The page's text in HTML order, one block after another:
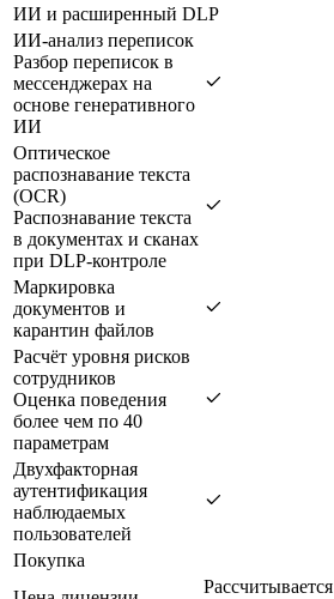
ИИ и расширенный DLP
ИИ-анализ переписок
Разбор переписок в
мессенджерах на
основе генеративного
ИИ
Оптическое
распознавание текста
(OCR)
Распознавание текста
в документах и сканах
при DLP-контроле
Маркировка
документов и
карантин файлов
Расчёт уровня рисков
сотрудников
Оценка поведения
более чем по 40
параметрам
Двухфакторная
аутентификация
наблюдаемых
пользователей
Покупка
Рассчитывается